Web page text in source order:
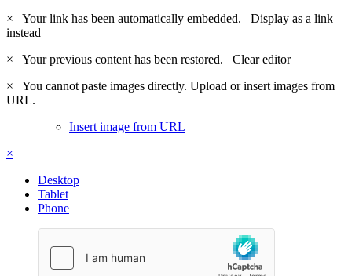
×
Your link has been automatically embedded. Display as a link
instead
×
Your previous content has been restored. Clear editor
×
You cannot paste images directly. Upload or insert images from
URL.
Insert image from URL
×
Desktop
Tablet
Phone